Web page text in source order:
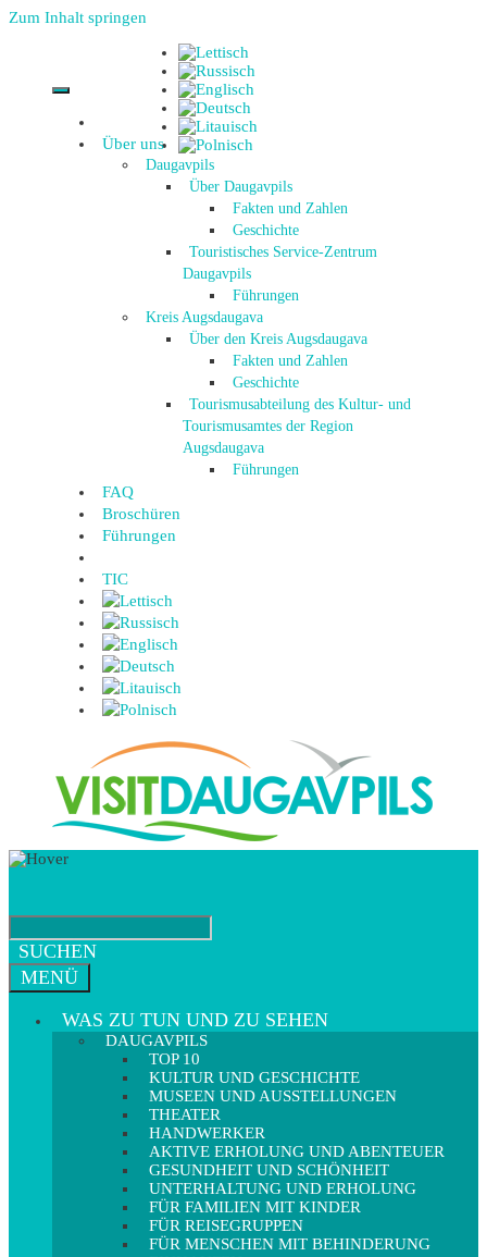
Zum Inhalt springen
Über uns
Daugavpils
Über Daugavpils
Fakten und Zahlen
Geschichte
Touristisches Service-Zentrum
Daugavpils
Führungen
Kreis Augsdaugava
Über den Kreis Augsdaugava
Fakten und Zahlen
Geschichte
Tourismusabteilung des Kultur- und
Tourismusamtes der Region
Augsdaugava
Führungen
FAQ
Broschüren
Führungen
TIC
SUCHEN
MENÜ
WAS ZU TUN UND ZU SEHEN
DAUGAVPILS
TOP 10
KULTUR UND GESCHICHTE
MUSEEN UND AUSSTELLUNGEN
THEATER
HANDWERKER
AKTIVE ERHOLUNG UND ABENTEUER
GESUNDHEIT UND SCHÖNHEIT
UNTERHALTUNG UND ERHOLUNG
FÜR FAMILIEN MIT KINDER
FÜR REISEGRUPPEN
FÜR MENSCHEN MIT BEHINDERUNG